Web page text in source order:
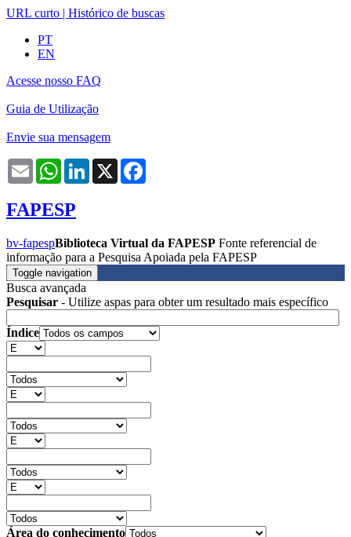
URL curto | Histórico de buscas
PT
EN
Acesse nosso FAQ
Guia de Utilização
Envie sua mensagem
Email WhatsAppLinkedIn
X
FAPESP
bv-fapespBiblioteca Virtual da FAPESP Fonte referencial de
informação para a Pesquisa Apoiada pela FAPESP
Toggle navigation
Busca avançada
Pesquisar - Utilize aspas para obter um resultado mais específico
Índice
Área do conhecimento